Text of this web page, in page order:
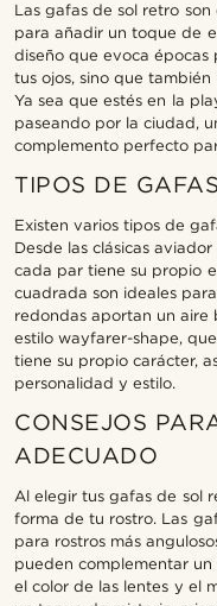
Las gafas de sol retro
para añadir un toque de
diseño que evoca épocas
tus ojos, sino que
Ya sea que estés en la
paseando por la ciudad,
complemento perfecto
TIPOS DE
Existen varios tipos de
Desde las clásicas
cada par tiene su propio
cuadrada son ideales
redondas aportan un aire
estilo wayfarer-shape,
tiene su propio carácter,
personalidad y estilo.
CONSEJOS
ADECUADO
Al elegir tus gafas de sol
forma de tu rostro. Las
para rostros más
pueden complementar un
el color de las lentes y el